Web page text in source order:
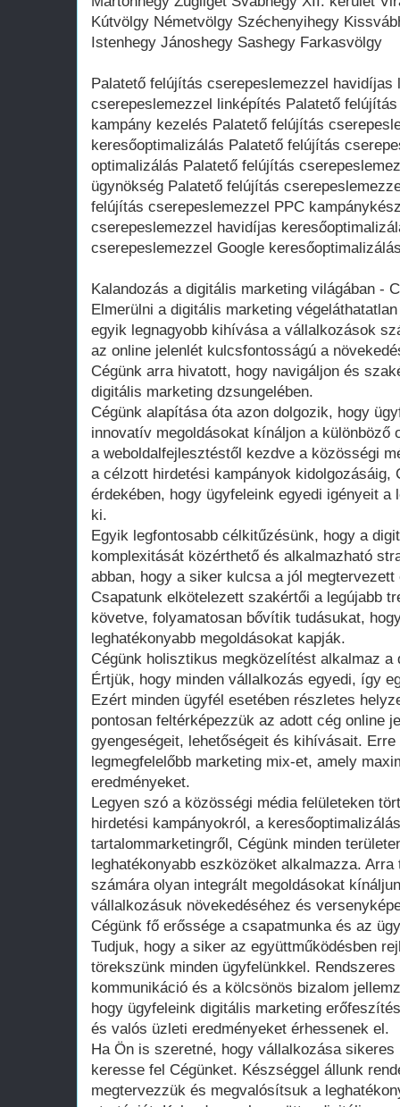
Kútvölgy Németvölgy Széchenyihegy
Istenhegy Jánoshegy Sashegy Farkasvölgy
Palatető felújítás cserepeslemezzel
cserepeslemezzel linképítés Palatető
kampány kezelés Palatető felújítás
keresőoptimalizálás Palatető felújítás
optimalizálás Palatető felújítás
ügynökség Palatető felújítás
felújítás cserepeslemezzel PPC
cserepeslemezzel havidíjas
cserepeslemezzel Google
Kalandozás a digitális marketing világában -
Elmerülni a digitális marketing
egyik legnagyobb kihívása a vállalkozások
az online jelenlét kulcsfontosságú a
Cégünk arra hivatott, hogy navigáljon és
digitális marketing dzsungelében.
Cégünk alapítása óta azon dolgozik, hogy
innovatív megoldásokat kínáljon a különböző
a weboldalfejlesztéstől kezdve a közösségi
a célzott hirdetési kampányok kidolgozásáig,
érdekében, hogy ügyfeleink egyedi igényeit a
ki.
Egyik legfontosabb célkitűzésünk, hogy a
komplexitását közérthető és alkalmazható
abban, hogy a siker kulcsa a jól
Csapatunk elkötelezett szakértői a legújabb
követve, folyamatosan bővítik tudásukat,
leghatékonyabb megoldásokat kapják.
Cégünk holisztikus megközelítést alkalmaz a
Értjük, hogy minden vállalkozás egyedi, így
Ezért minden ügyfél esetében részletes
pontosan feltérképezzük az adott cég online
gyengeségeit, lehetőségeit és kihívásait.
legmegfelelőbb marketing mix-et, amely
eredményeket.
Legyen szó a közösségi média felületeken
hirdetési kampányokról, a
tartalommarketingről, Cégünk minden
leghatékonyabb eszközöket alkalmazza.
számára olyan integrált megoldásokat
vállalkozásuk növekedéséhez és
Cégünk fő erőssége a csapatmunka és az
Tudjuk, hogy a siker az együttműködésben
törekszünk minden ügyfelünkkel.
kommunikáció és a kölcsönös bizalom
hogy ügyfeleink digitális marketing
és valós üzleti eredményeket érhessenek el.
Ha Ön is szeretné, hogy vállalkozása
keresse fel Cégünket. Készséggel állunk
megtervezzük és megvalósítsuk a